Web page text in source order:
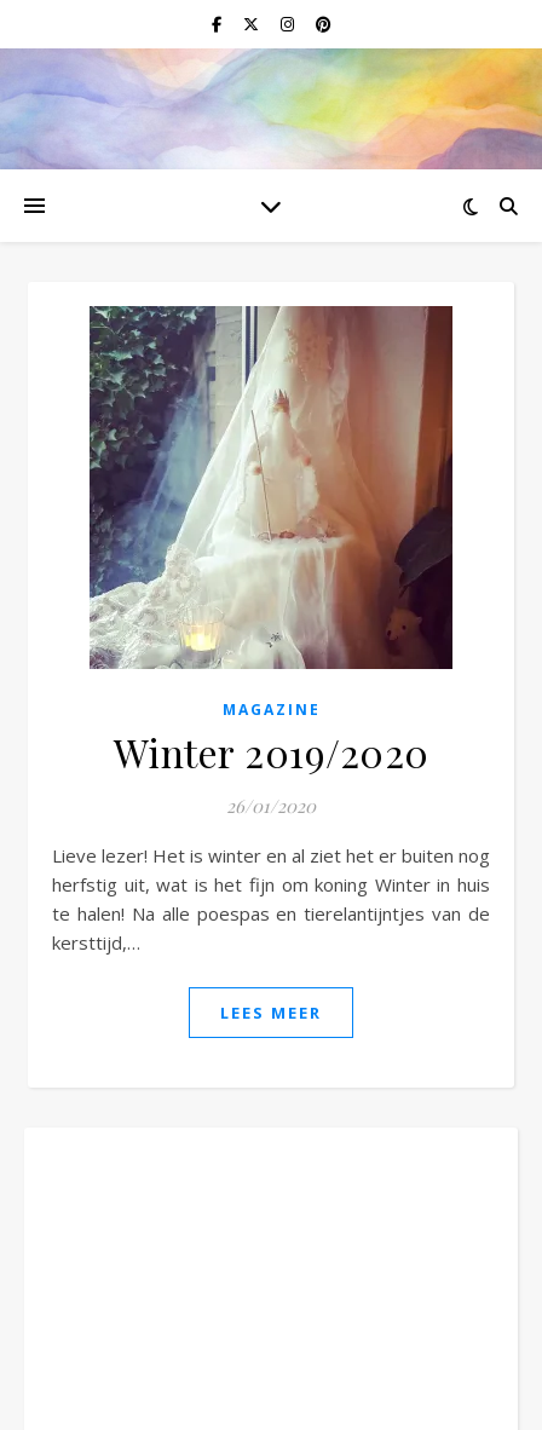
MAGAZINE
Winter 2019/2020
26/01/2020
Lieve lezer! Het is winter en al ziet het er buiten nog
herfstig uit, wat is het fijn om koning Winter in huis
te halen! Na alle poespas en tierelantijntjes van de
kersttijd,…
LEES MEER